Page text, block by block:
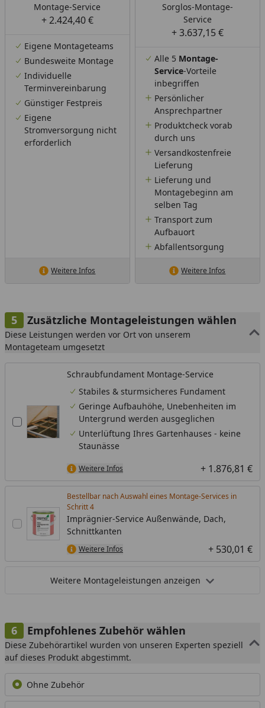
Montage-Service
+ 2.424,40 €
Eigene Montageteams
Bundesweite Montage
Individuelle
Terminvereinbarung
Günstiger Festpreis
Eigene
Stromversorgung nicht
erforderlich
Weitere Infos
Sorglos-Montage-
Service
+ 3.637,15 €
Alle 5 Montage-
Service-Vorteile
inbegriffen
Persönlicher
Ansprechpartner
Produktcheck vorab
durch uns
Versandkostenfreie
Lieferung
Lieferung und
Montagebeginn am
selben Tag
Transport zum
Aufbauort
Abfallentsorgung
Weitere Infos
Zusätzliche Montageleistungen wählen
Diese Leistungen werden vor Ort von unserem
Montageteam umgesetzt
Schraubfundament Montage-Service
Stabiles & sturmsicheres Fundament
Geringe Aufbauhöhe, Unebenheiten im
Untergrund werden ausgeglichen
Unterlüftung Ihres Gartenhauses - keine
Staunässe
Weitere Infos + 1.876,81 €
Bestellbar nach Auswahl eines Montage-Services in
Schritt
Imprägnier-Service Außenwände, Dach,
Schnittkanten
Weitere Infos + 530,01 €
Weitere Montageleistungen anzeigen
Empfohlenes Zubehör wählen
Diese Zubehörartikel wurden von unseren Experten speziell
auf dieses Produkt abgestimmt.
Ohne Zubehör